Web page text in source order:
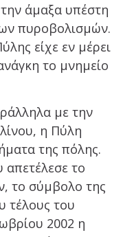
άμαξα υπέστη
πυροβολισμών.
είχε εν μέρει
το μνημείο
με την
η Πύλη
της πόλης.
το
το σύμβολο της
τέλους του
2002 η